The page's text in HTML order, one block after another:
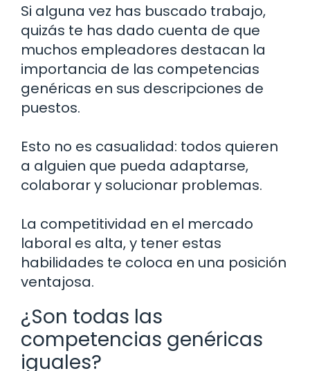
Si alguna vez has buscado trabajo,
quizás te has dado cuenta de que
muchos empleadores destacan la
importancia de las competencias
genéricas en sus descripciones de
puestos.
Esto no es casualidad: todos quieren
a alguien que pueda adaptarse,
colaborar y solucionar problemas.
La competitividad en el mercado
laboral es alta, y tener estas
habilidades te coloca en una posición
ventajosa.
¿Son todas las
competencias genéricas
iguales?